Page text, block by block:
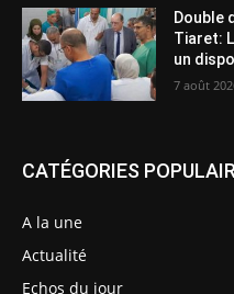
Double
Tiaret:
un
7 août
CATÉGORIES
A la une
Actualité
Echos du jour